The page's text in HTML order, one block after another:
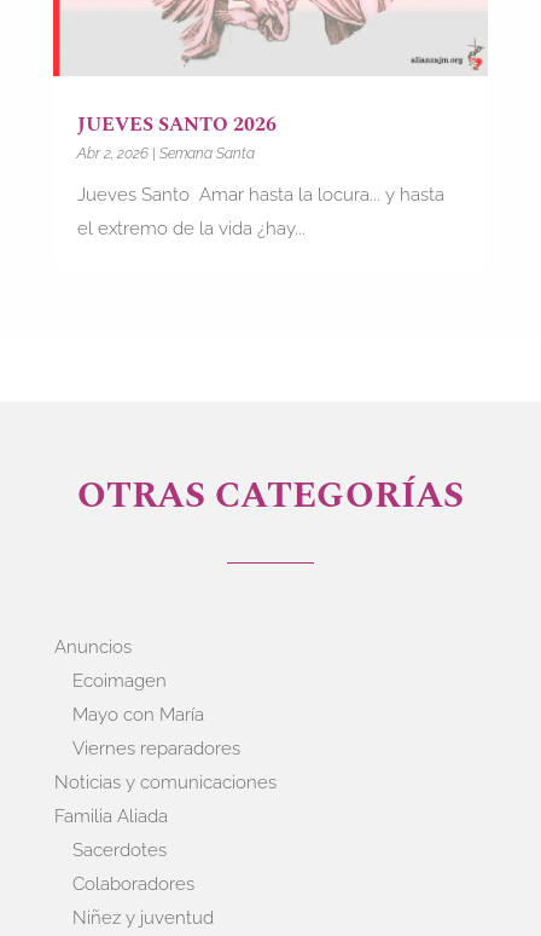
JUEVES SANTO 2026
Abr 2, 2026| Semana Santa
Jueves Santo Amar hasta la locura... y hasta
el extremo de la vida ¿hay...
OTRAS CATEGORÍAS
Anuncios
Ecoimagen
Mayo con María
Viernes reparadores
Noticias y comunicaciones
Familia Aliada
Sacerdotes
Colaboradores
Niñez y juventud